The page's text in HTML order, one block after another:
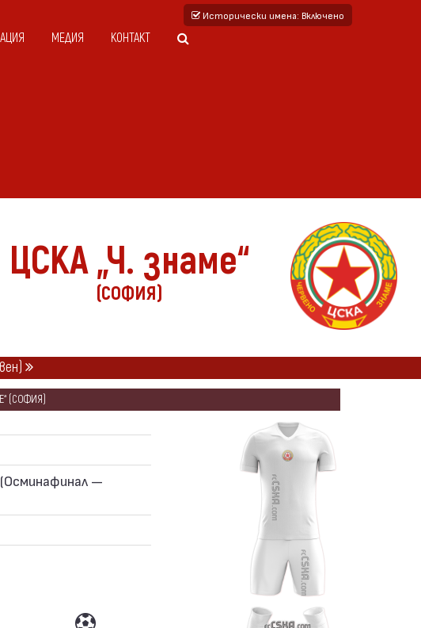
Исторически имена: Включено
МЕДИЯ КОНТАКТ
ЦСКА „Ч. знаме“
(СОФИЯ)
(СОФИЯ)
(Осминафинал —